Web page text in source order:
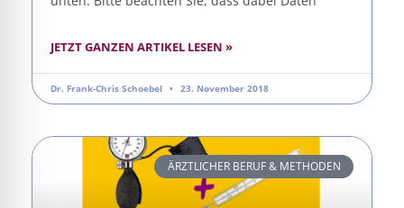
JETZT GANZEN ARTIKEL LESEN »
Dr. Frank-Chris Schoebel 23. November 2018
ÄRZTLICHER BERUF & METHODEN